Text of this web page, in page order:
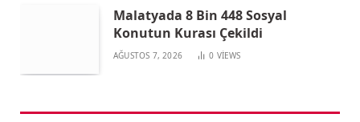
Malatyada 8 Bin 448 Sosyal
Konutun Kurası Çekildi
AĞUSTOS 7, 2026 0 VIEWS